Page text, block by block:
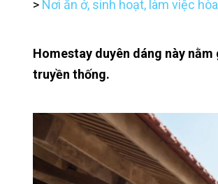
> Nơi ăn ở, sinh hoạt, làm việc
Homestay duyên dáng này
truyền thống.